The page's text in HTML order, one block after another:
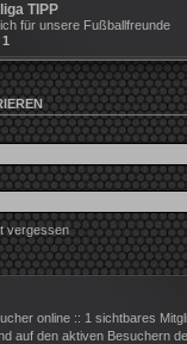
TIPP
für unsere Fußballfreunde
1
vergessen
online :: 1 sichtbares
auf den aktiven Besuchern